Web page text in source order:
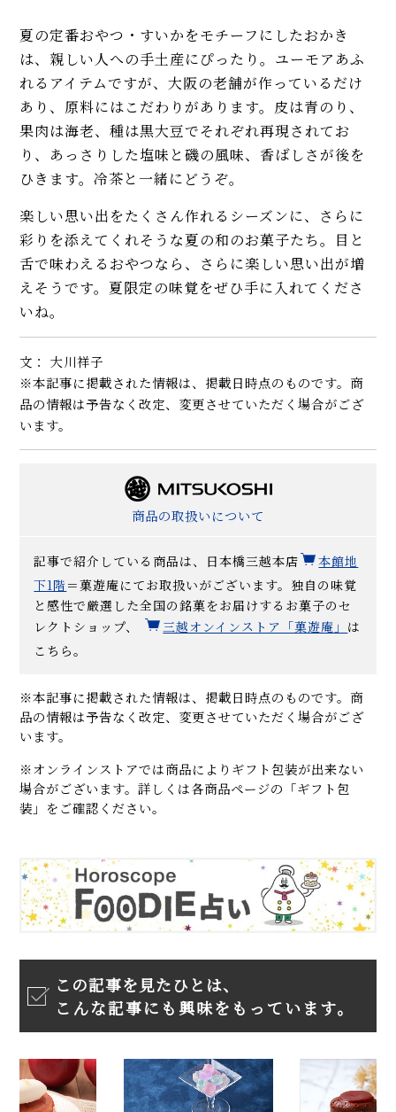
夏の定番おやつ・すいかをモチーフにしたおかき
は、親しい人への手土産にぴったり。ユーモアあふ
れるアイテムですが、大阪の老舗が作っているだけ
あり、原料にはこだわりがあります。皮は青のり、
果肉は海老、種は黒大豆でそれぞれ再現されてお
り、あっさりした塩味と磯の風味、香ばしさが後を
ひきます。冷茶と一緒にどうぞ。
楽しい思い出をたくさん作れるシーズンに、さらに
彩りを添えてくれそうな夏の和のお菓子たち。目と
舌で味わえるおやつなら、さらに楽しい思い出が増
えそうです。夏限定の味覚をぜひ手に入れてくださ
いね。
文： 大川祥子
※本記事に掲載された情報は、掲載日時点のものです。商
品の情報は予告なく改定、変更させていただく場合がござ
います。
商品の取扱いについて
記事で紹介している商品は、日本橋三越本店
本館地
下1階 ＝菓遊庵にてお取扱いがございます。独自の味覚
と感性で厳選した全国の銘菓をお届けするお菓子のセ
レクトショップ、
三越オンインストア「菓遊庵」 は
こちら。
※本記事に掲載された情報は、掲載日時点のものです。商
品の情報は予告なく改定、変更させていただく場合がござ
います。
※オンラインストアでは商品によりギフト包装が出来ない
場合がございます。詳しくは各商品ページの「ギフト包
装」をご確認ください。
この記事を見たひとは、
こんな記事にも興味をもっています。